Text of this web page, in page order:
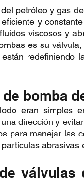
petróleo y gas
y
viscosos y
es su
redefiniendo
bomba
eran simples
dirección y
para manejar las
abrasivas
válvulas